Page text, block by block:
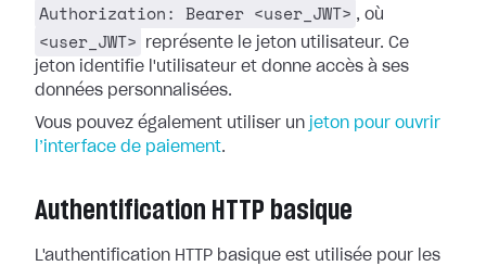
Authorization: Bearer <user_JWT> , où
<user_JWT>
représente le jeton utilisateur. Ce
jeton identifie l'utilisateur et donne accès à ses
données personnalisées.
Vous pouvez également utiliser un jeton pour ouvrir
l’interface de paiement.
Authentification HTTP basique
L'authentification HTTP basique est utilisée pour les